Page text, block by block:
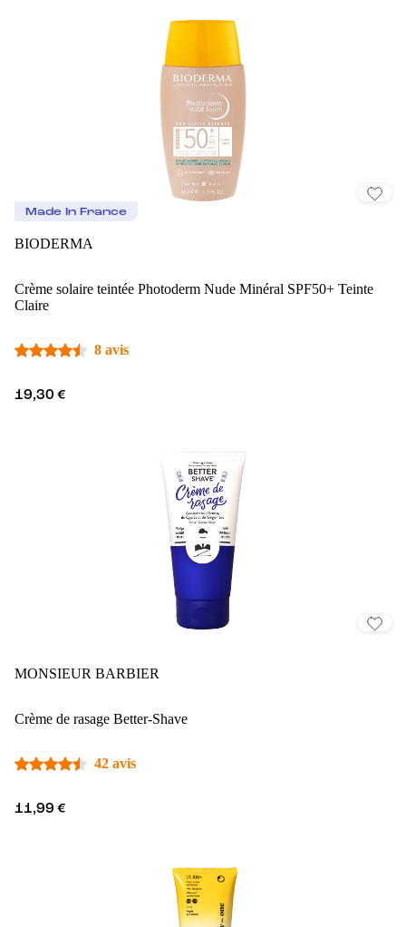
Made In France
BIODERMA
Crème solaire teintée Photoderm Nude Minéral SPF50+ Teinte
Claire
8 avis
19,30 €
MONSIEUR BARBIER
Crème de rasage Better-Shave
42 avis
11,99 €